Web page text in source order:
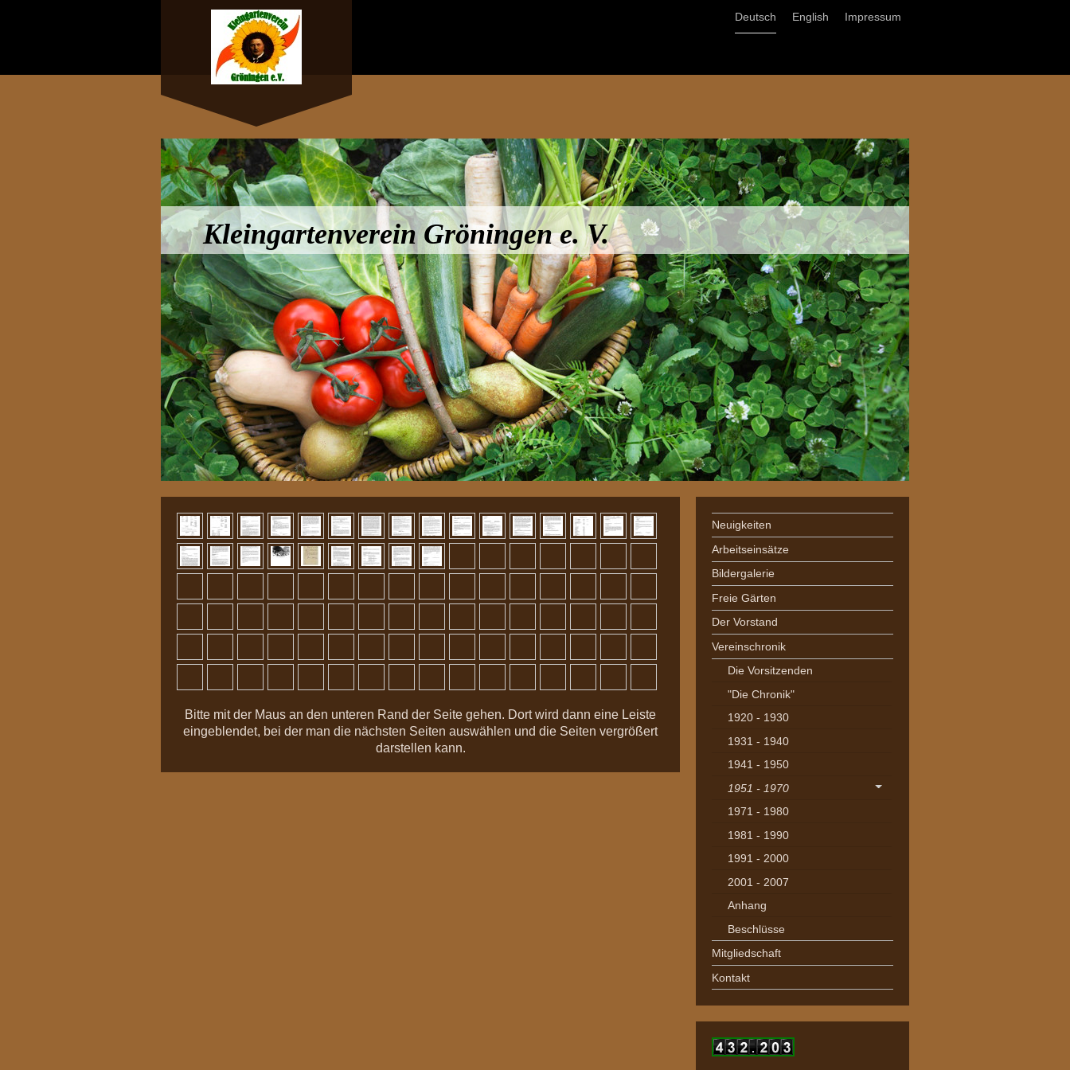
Deutsch English Impressum
Kleingartenverein Gröningen e. V.
Bitte mit der Maus an den unteren Rand der Seite gehen. Dort wird dann eine Leiste
eingeblendet, bei der man die nächsten Seiten auswählen und die Seiten vergrößert
darstellen kann.
Neuigkeiten
Arbeitseinsätze
Bildergalerie
Freie Gärten
Der Vorstand
Vereinschronik
Die Vorsitzenden
"Die Chronik"
1920 - 1930
1931 - 1940
1941 - 1950
1951 - 1970
1971 - 1980
1981 - 1990
1991 - 2000
2001 - 2007
Anhang
Beschlüsse
Mitgliedschaft
Kontakt